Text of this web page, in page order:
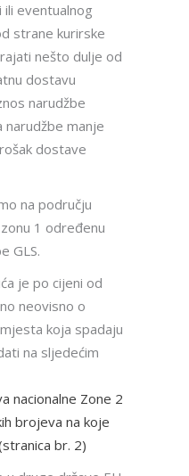
eventualnog
strane kurirske
nešto dulje od
dostavu
narudžbe
narudžbe manje
dostave
na području
1 određenu
GLS.
je po cijeni od
neovisno o
koja spadaju
na sljedećim
nacionalne Zone 2
brojeva na koje
br. 2)